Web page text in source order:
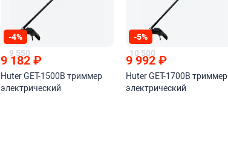
-4%
9 550
9 182₽
Huter GET-1500B триммер
электрический
-5%
10 500
9 992₽
Huter GET-1700B триммер
электрический